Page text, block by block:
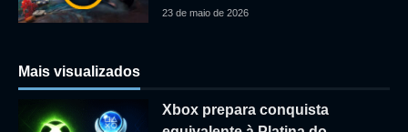
23 de maio de 2026
Mais visualizados
Xbox prepara conquista